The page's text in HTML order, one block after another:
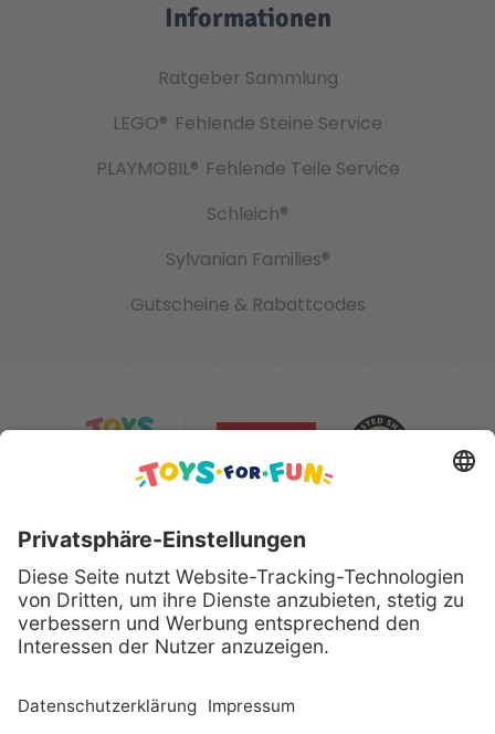
Informationen
Ratgeber Sammlung
LEGO® Fehlende Steine Service
PLAYMOBIL® Fehlende Teile Service
Schleich®
Sylvanian Families®
Gutscheine & Rabattcodes
Sicher bezahlen mit:
Alle genannten Produkte und Logos sind eingetragene